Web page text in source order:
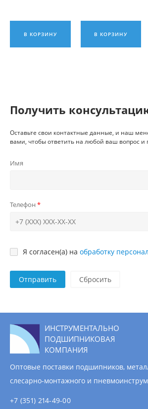
В КОРЗИНУ В КОРЗИНУ
Получить
Оставьте свои контактные данные, и наш
вами, чтобы ответить на любой ваш вопрос и
Имя
Телефон
Я согласен(а) на обработку
Отправить
ИНСТРУМЕНТАЛЬНО
ПОДШИПНИКОВАЯ
КОМПАНИЯ
Оптовые поставки подшипников,
слесарно-монтажного и
+7 (351) 214-49-00